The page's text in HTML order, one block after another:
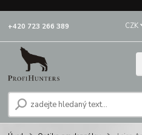
CZK
+420 723 266 389